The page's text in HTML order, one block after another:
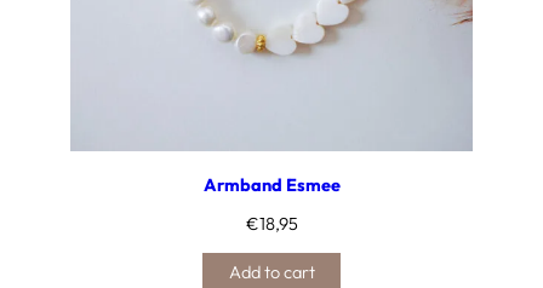
Armband Esmee
€18,95
Add to cart